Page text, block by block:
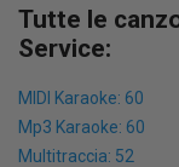
Tutte le
Service:
MIDI Karaoke: 60
Mp3 Karaoke: 60
Multitraccia: 52